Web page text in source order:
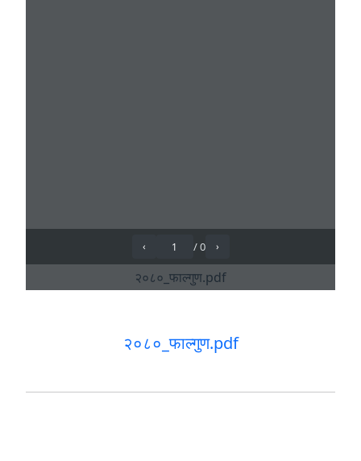
२०८०_फाल्गुण.pdf